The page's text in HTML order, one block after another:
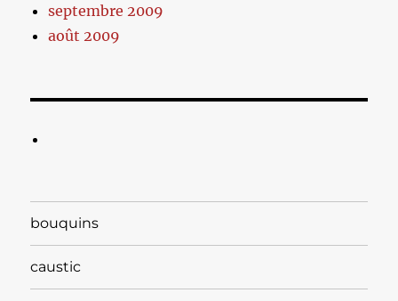
septembre 2009
août 2009
bouquins
caustic